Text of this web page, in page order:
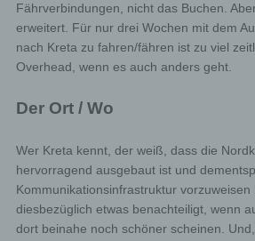
Fährverbindungen, nicht das Buchen.
erweitert. Für nur drei Wochen mit dem
nach Kreta zu fahren/fähren ist zu viel
Overhead, wenn es auch anders geht.
Der Ort / Wo
Wer Kreta kennt, der weiß, dass die
hervorragend ausgebaut ist und
Kommunikationsinfrastruktur
diesbezüglich etwas benachteiligt, wenn
dort beinahe noch schöner scheinen.